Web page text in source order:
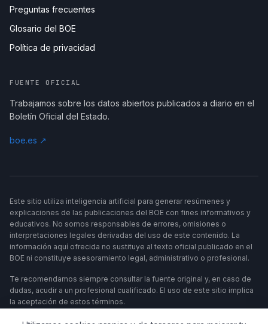
Preguntas frecuentes
Glosario del BOE
Política de privacidad
FUENTE OFICIAL
Trabajamos sobre los datos abiertos publicados a diario en el
Boletín Oficial del Estado.
boe.es ↗
Este sitio utiliza inteligencia artificial para generar resúmenes y
explicaciones de las publicaciones del BOE con fines informativos y
educativos. No somos responsables de errores, omisiones o
interpretaciones legales derivadas del uso de este contenido. La
información aquí ofrecida no sustituye al texto oficial publicado en el
BOE ni constituye asesoramiento legal, administrativo o profesional.
Te recomendamos siempre consultar la fuente original y, en caso de
dudas, acudir a un profesional cualificado. El uso de este sitio implica
la aceptación de estos términos.